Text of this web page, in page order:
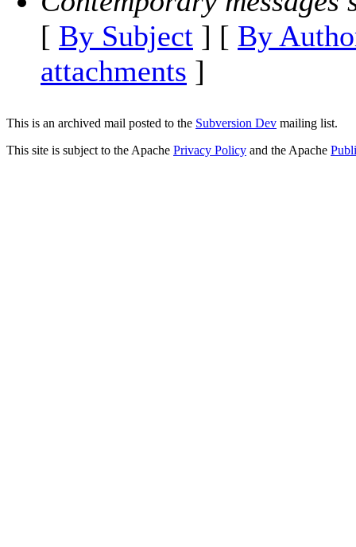
[ By Subject ] [ By
attachments ]
This is an archived mail posted to the Subversion Dev mailing list.
This site is subject to the Apache Privacy Policy and the Apache